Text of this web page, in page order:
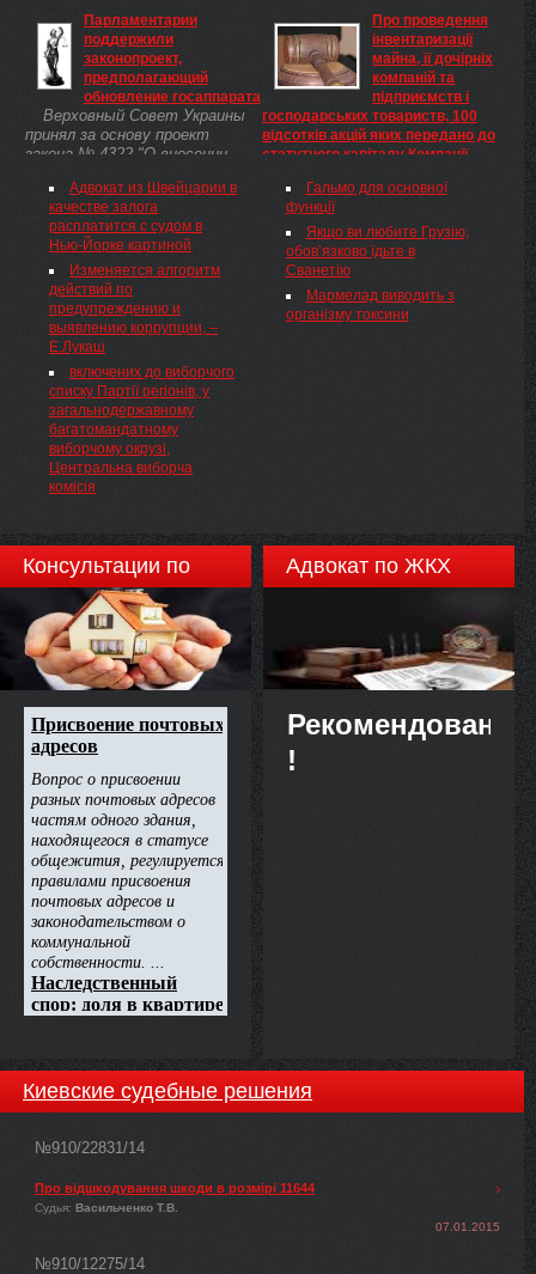
впервые предстал перед судом
в Ливии 17 января, сообщает
Agence France-Presse.
Парламентарии
поддержили
законопроект,
предполагающий
обновление госаппарата
Верховный Совет Украины
принял за основу проект
закона № 4322 "О внесении
законодательные акты
относительно обновления
государственного аппарата и
упрощения предоставления ...
Адвокат из Швейцарии в
качестве залога
расплатится с судом в
Нью-Йорке картиной
Изменяется алгоритм
действий по
предупреждению и
выявлению коррупции, –
Е.Лукаш
включених до виборчого
списку Партії регіонів, у
загальнодержавному
багатомандатному
виборчому окрузі,
Центральна виборча
комісія
недобросовісних валютних
операцій. Так що сама назва
говорить, чим повинен
займатися цей орган. Два
Про проведення
інвентаризації
майна, її дочірніх
компаній та
підприємств і
господарських товариств, 100
відсотків акцій яких передано до
статутного капіталу Компанії,
Про проведення
інвентаризації майна, яке не
використовується в основній
виробничій діяльності
Національної акціонерної
компанії "Нафтогаз України", її
дочірніх компаній та
підприємств і господарських
Гальмо для основної
функції
Якщо ви любите Грузію,
обов’язково їдьте в
Сванетію
Мармелад виводить з
організму токсини
Консультации по
недвижимости
Адвокат по ЖКХ
Рекомендовано
!
Киевские судебные решения
№910/22831/14
Про відшкодування шкоди в розмірі 11644
Судья: Васильченко Т.В.
07.01.2015
№910/12275/14